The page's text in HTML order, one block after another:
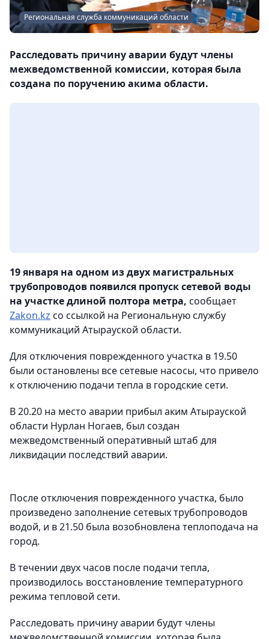
Региональная служба коммуникаций области
Расследовать причину аварии будут члены
межведомственной комиссии, которая была
создана по поручению акима области.
19 января на одном из двух магистральных
трубопроводов появился пропуск сетевой воды
на участке длиной полтора метра, сообщает
Zakon.kz со ссылкой на Региональную службу
коммуникаций Атырауской области.
Для отключения поврежденного участка в 19.50
были остановлены все сетевые насосы, что привело
к отключению подачи тепла в городские сети.
В 20.20 на место аварии прибыл аким Атырауской
области Нурлан Ногаев, был создан
межведомственный оперативный штаб для
ликвидации последствий аварии.
После отключения поврежденного участка, было
произведено заполнение сетевых трубопроводов
водой, и в 21.50 была возобновлена теплоподача на
город.
В течении двух часов после подачи тепла,
производилось восстановление температурного
режима тепловой сети.
Расследовать причину аварии будут члены